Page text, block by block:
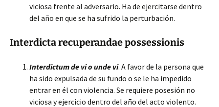
viciosa frente al adversario. Ha de ejercitarse dentro
del año en que se ha sufrido la perturbación.
Interdicta recuperandae possessionis
Interdictum de vi o unde vi. A favor de la persona que
ha sido expulsada de su fundo o se le ha impedido
entrar en él con violencia. Se requiere posesión no
viciosa y ejercicio dentro del año del acto violento.